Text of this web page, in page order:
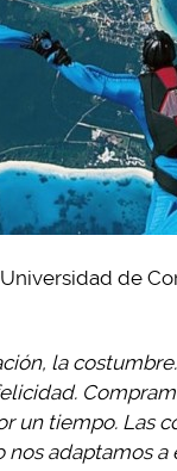
de
la
un tiempo. Las
adaptamos a